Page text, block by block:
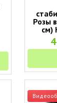
Розы
см)